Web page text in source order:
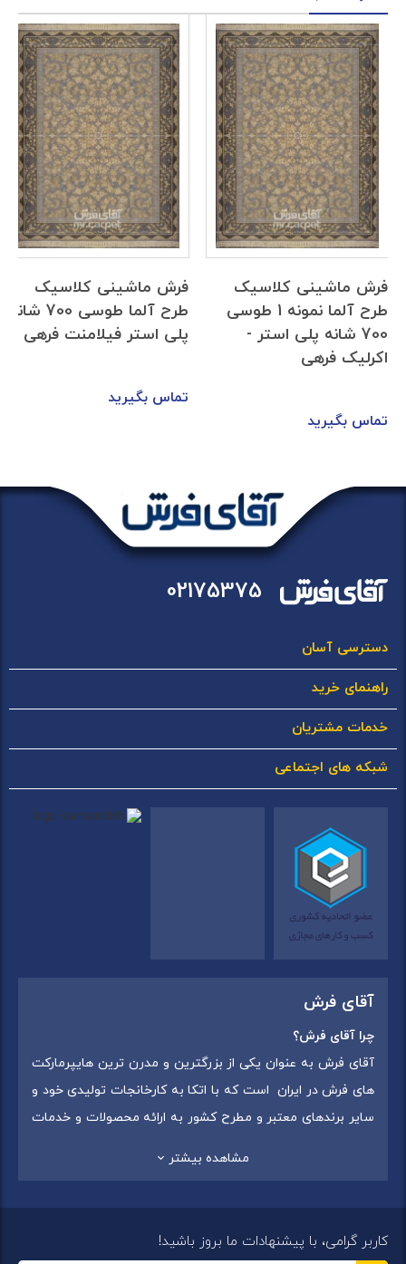
فرش ماشینی کلاسیک
طرح آلما نمونه 1 طوسی
700 شانه پلی استر -
اکرلیک فرهی
تماس بگیرید
فرش ماشینی کلاسیک
طرح آلما طوسی 700 شانه
پلی استر فیلامنت فرهی
تماس بگیرید
02175375
دسترسی آسان
راهنمای خرید
خدمات مشتریان
شبکه های اجتماعی
آقای فرش
چرا آقای فرش؟
آقای فرش به عنوان یکی از بزرگترین و مدرن ترین هایپرمارکت
های فرش در ایران است که با اتکا به کارخانجات تولیدی خود و
سایر برندهای معتبر و مطرح کشور به ارائه محصولات و خدمات
شهر:فردیس ) ، استان قزوین (شهر قزوین)
مشاهده بیشتر
کاربر گرامی، با پیشنهادات ما بروز باشید!